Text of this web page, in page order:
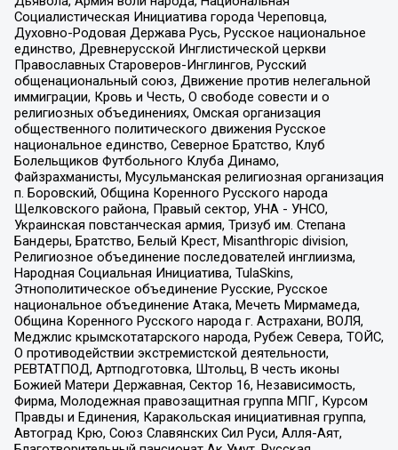
Социалистическая Инициатива города Череповца,
Духовно-Родовая Держава Русь, Русское национальное
единство, Древнерусской Инглистической церкви
Православных Староверов-Инглингов, Русский
общенациональный союз, Движение против нелегальной
иммиграции, Кровь и Честь, О свободе совести и о
религиозных объединениях, Омская организация
общественного политического движения Русское
национальное единство, Северное Братство, Клуб
Болельщиков Футбольного Клуба Динамо,
Файзрахманисты, Мусульманская религиозная организация
п. Боровский, Община Коренного Русского народа
Щелковского района, Правый сектор, УНА - УНСО,
Украинская повстанческая армия, Тризуб им. Степана
Бандеры, Братство, Белый Крест, Misanthropic division,
Религиозное объединение последователей инглиизма,
Народная Социальная Инициатива, TulaSkins,
Этнополитическое объединение Русские, Русское
национальное объединение Атака, Мечеть Мирмамеда,
Община Коренного Русского народа г. Астрахани, ВОЛЯ,
Меджлис крымскотатарского народа, Рубеж Севера, ТОЙС,
О противодействии экстремистской деятельности,
РЕВТАТПОД, Артподготовка, Штольц, В честь иконы
Божией Матери Державная, Сектор 16, Независимость,
Фирма, Молодежная правозащитная группа МПГ, Курсом
Правды и Единения, Каракольская инициативная группа,
Автоград Крю, Союз Славянских Сил Руси, Алля-Аят,